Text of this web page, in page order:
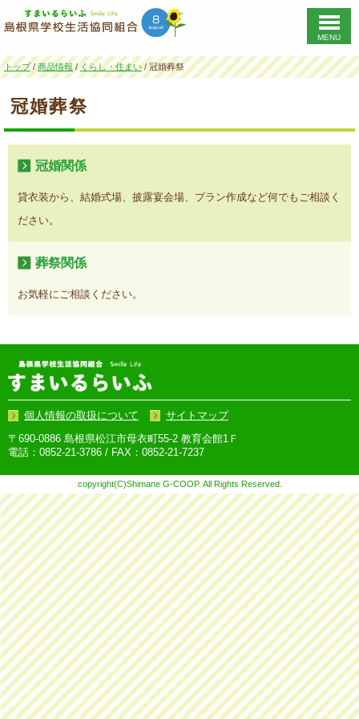
このページの本文へ
MENU
現
在
位
トップ/商品情報/くらし・住まい/冠婚葬祭
冠婚葬祭
冠婚関係
貸衣装から、結婚式場、披露宴会場、プラン作成など何でもご相談く
ださい。
葬祭関係
お気軽にご相談ください。
個人情報の取扱について
サイトマップ
〒690-0886 島根県松江市母衣町55-2 教育会館1Ｆ
電話：0852-21-3786 / FAX：0852-21-7237
copyright(C)Shimane G-COOP. All Rights Reserved.